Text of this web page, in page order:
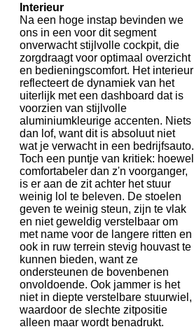
Interieur
Na een hoge instap bevinden we
ons in een voor dit segment
onverwacht stijlvolle cockpit, die
zorgdraagt voor optimaal overzicht
en bedieningscomfort. Het interieur
reflecteert de dynamiek van het
uiterlijk met een dashboard dat is
voorzien van stijlvolle
aluminiumkleurige accenten. Niets
dan lof, want dit is absoluut niet
wat je verwacht in een bedrijfsauto.
Toch een puntje van kritiek: hoewel
comfortabeler dan z'n voorganger,
is er aan de zit achter het stuur
weinig lol te beleven. De stoelen
geven te weinig steun, zijn te vlak
en niet geweldig verstelbaar om
met name voor de langere ritten en
ook in ruw terrein stevig houvast te
kunnen bieden, want ze
ondersteunen de bovenbenen
onvoldoende. Ook jammer is het
niet in diepte verstelbare stuurwiel,
waardoor de slechte zitpositie
alleen maar wordt benadrukt.